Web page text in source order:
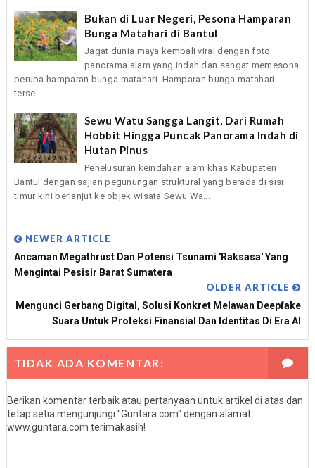
Bukan di Luar Negeri, Pesona Hamparan
Bunga Matahari di Bantul
Jagat dunia maya kembali viral dengan foto
panorama alam yang indah dan sangat memesona
berupa hamparan bunga matahari. Hamparan bunga matahari
terse...
Sewu Watu Sangga Langit, Dari Rumah
Hobbit Hingga Puncak Panorama Indah di
Hutan Pinus
Penelusuran keindahan alam khas Kabupaten
Bantul dengan sajian pegunungan struktural yang berada di sisi
timur kini berlanjut ke objek wisata Sewu Wa...
NEWER ARTICLE
Ancaman Megathrust Dan Potensi Tsunami 'Raksasa' Yang
Mengintai Pesisir Barat Sumatera
OLDER ARTICLE
Mengunci Gerbang Digital, Solusi Konkret Melawan Deepfake
Suara Untuk Proteksi Finansial Dan Identitas Di Era AI
TIDAK ADA KOMENTAR:
Berikan komentar terbaik atau pertanyaan untuk artikel di atas dan
tetap setia mengunjungi "Guntara.com" dengan alamat
www.guntara.com terimakasih!